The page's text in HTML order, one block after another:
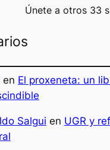
Únete a otros 33
en El proxeneta: un
Salgui en UGR y